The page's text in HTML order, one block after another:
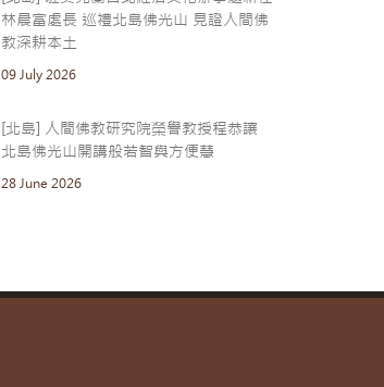
林晨富處長 巡禮北島佛光山 見證人間佛
教深耕本土
09 July 2026
[北島] 人間佛教研究院榮譽教授程恭讓
北島佛光山開講般若智與方便慧
28 June 2026